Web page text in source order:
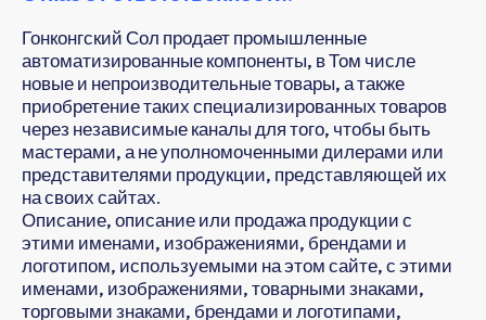
Гонконгский Сол продает промышленные
автоматизированные компоненты, в Том числе
новые и непроизводительные товары, а также
приобретение таких специализированных товаров
через независимые каналы для того, чтобы быть
мастерами, а не уполномоченными дилерами или
представителями продукции, представляющей их
на своих сайтах.
Описание, описание или продажа продукции с
этими именами, изображениями, брендами и
логотипом, используемыми на этом сайте, с этими
именами, изображениями, товарными знаками,
торговыми знаками, брендами и логотипами,